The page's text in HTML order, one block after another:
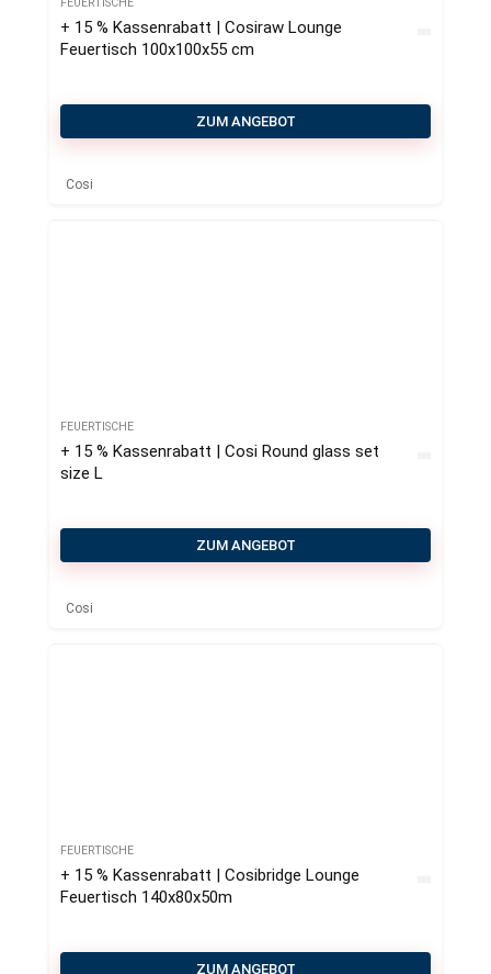
+ 15 % Kassenrabatt | Cosiraw Lounge
Feuertisch 100x100x55 cm
ZUM ANGEBOT
Cosi
FEUERTISCHE
+ 15 % Kassenrabatt | Cosi Round glass set
size L
ZUM ANGEBOT
Cosi
FEUERTISCHE
+ 15 % Kassenrabatt | Cosibridge Lounge
Feuertisch 140x80x50m
ZUM ANGEBOT